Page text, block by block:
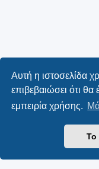
Αυτή η ιστοσελίδα
επιβεβαιώσει ότι θα
εμπειρία χρήσης.
Το